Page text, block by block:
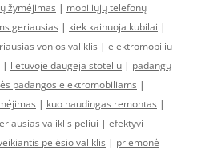
žymėjimas | mobiliųjų telefonų
geriausias | kiek kainuoja kubilai |
vonios valiklis | elektromobiliu
| lietuvoje daugeja stoteliu | padangų
padangos elektromobiliams |
| kuo naudingas remontas |
valiklis peliui | efektyvi
pelėsio valiklis | priemonė